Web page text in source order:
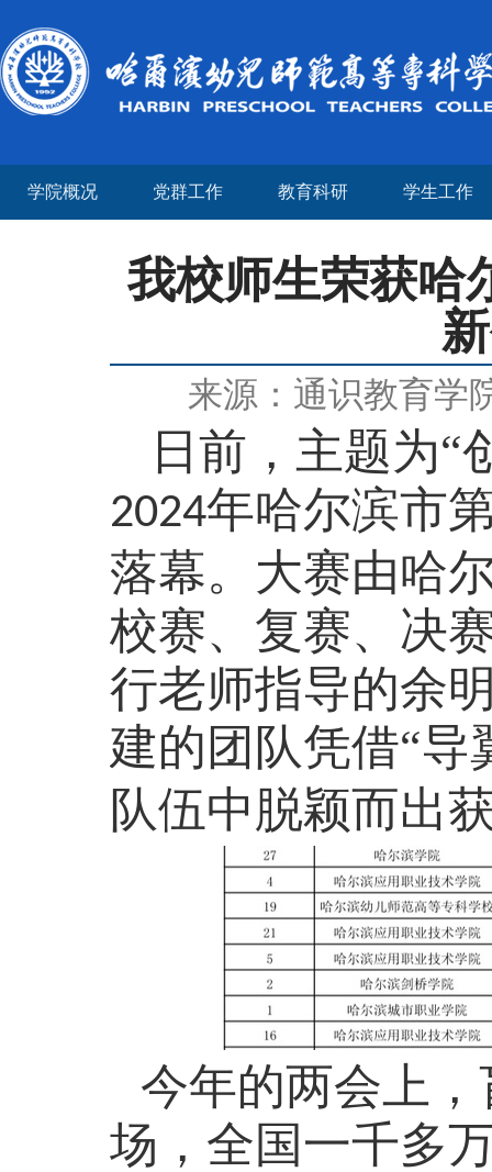
学院概况 党群工作 教育科研 学生工作
我校师生荣获哈
来源：通识教育学
日前，主题为“
2024年哈尔滨市
落幕。大赛由哈
校赛、复赛、决
行老师指导的余
建的团队凭借“导
队伍中脱颖而出
今年的两会上
场，全国一千多